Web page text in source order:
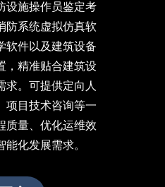
设施操作员鉴定考
防系统虚拟仿真软
软件以及建筑设备
，精准贴合建筑设
求。可提供定向人
项目技术咨询等一
质量、优化运维效
化发展需求。